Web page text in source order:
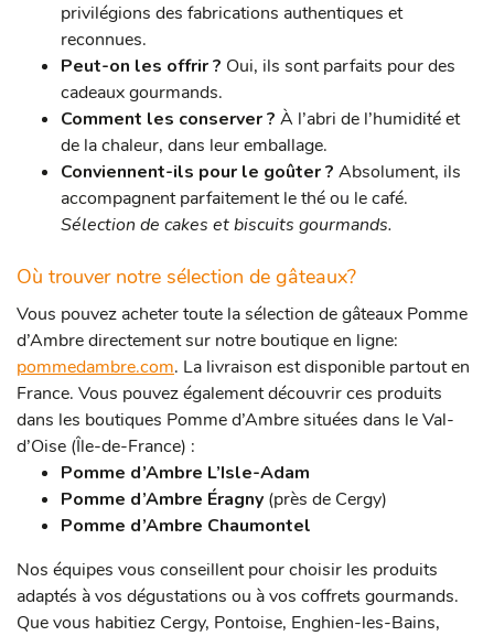
privilégions des fabrications authentiques et
reconnues.
Peut-on les offrir ? Oui, ils sont parfaits pour des
cadeaux gourmands.
Comment les conserver ? À l’abri de l’humidité et
de la chaleur, dans leur emballage.
Conviennent-ils pour le goûter ? Absolument, ils
accompagnent parfaitement le thé ou le café.
Sélection de cakes et biscuits gourmands.
Où trouver notre sélection de gâteaux?
Vous pouvez acheter toute la sélection de gâteaux Pomme
d’Ambre directement sur notre boutique en ligne:
pommedambre.com. La livraison est disponible partout en
France. Vous pouvez également découvrir ces produits
dans les boutiques Pomme d’Ambre situées dans le Val-
d’Oise (Île-de-France) :
Pomme d’Ambre L’Isle-Adam
Pomme d’Ambre Éragny (près de Cergy)
Pomme d’Ambre Chaumontel
Nos équipes vous conseillent pour choisir les produits
adaptés à vos dégustations ou à vos coffrets gourmands.
Que vous habitiez Cergy, Pontoise, Enghien-les-Bains,